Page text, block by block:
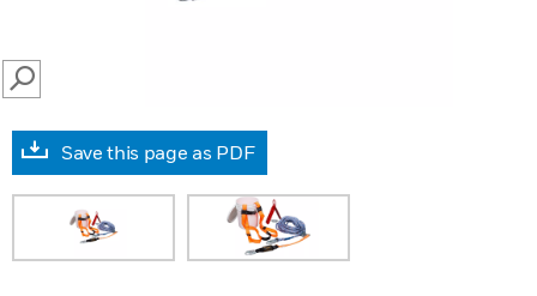
SEARCH
Save this page as PDF